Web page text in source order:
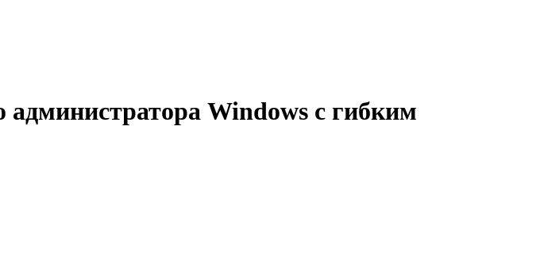
администратора Windows с гибким